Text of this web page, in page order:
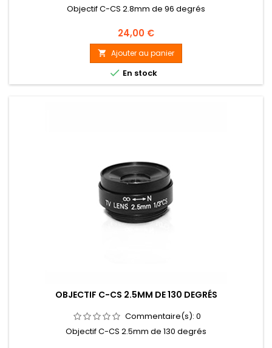
Objectif C-CS 2.8mm de 96 degrés
Prix
24,00 €
 Ajouter au panier
 En stock
OBJECTIF C-CS 2.5MM DE 130 DEGRÉS
Commentaire(s): 0
Objectif C-CS 2.5mm de 130 degrés